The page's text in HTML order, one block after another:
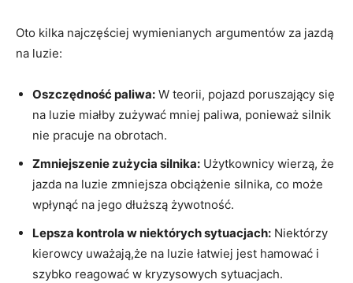
Oto kilka najczęściej wymienianych argumentów za jazdą
na luzie:
Oszczędność paliwa: W teorii, pojazd poruszający się
na luzie miałby zużywać mniej paliwa, ponieważ silnik
nie pracuje na obrotach.
Zmniejszenie zużycia silnika: Użytkownicy wierzą, że
jazda na luzie zmniejsza obciążenie silnika, co może
wpłynąć na jego dłuższą żywotność.
Lepsza kontrola w niektórych sytuacjach: Niektórzy
kierowcy uważają,że na luzie łatwiej jest hamować i
szybko reagować w kryzysowych sytuacjach.